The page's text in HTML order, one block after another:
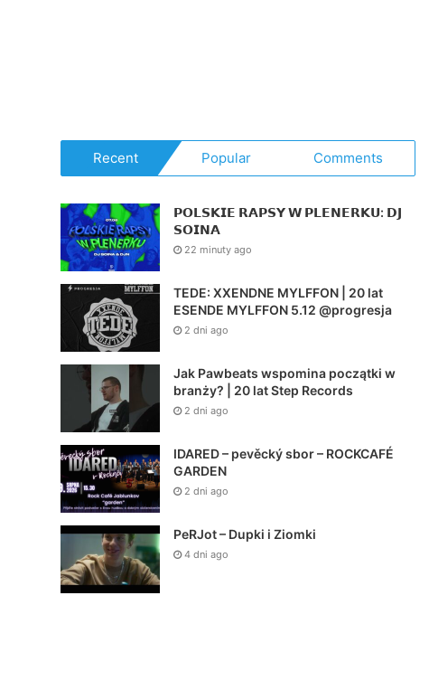
Recent Popular Comments
𝗣𝗢𝗟𝗦𝗞𝗜𝗘 𝗥𝗔𝗣𝗦𝗬 𝗪 𝗣𝗟𝗘𝗡𝗘𝗥𝗞𝗨: 𝗗𝗝
𝗦𝗢𝗜𝗡𝗔
22 minuty ago
TEDE: XXENDNE MYLFFON | 20 lat
ESENDE MYLFFON 5.12 @progresja
2 dni ago
Jak Pawbeats wspomina początki w
branży? | 20 lat Step Records
2 dni ago
IDARED – pevěcký sbor – ROCKCAFÉ
GARDEN
2 dni ago
PeRJot – Dupki i Ziomki
4 dni ago